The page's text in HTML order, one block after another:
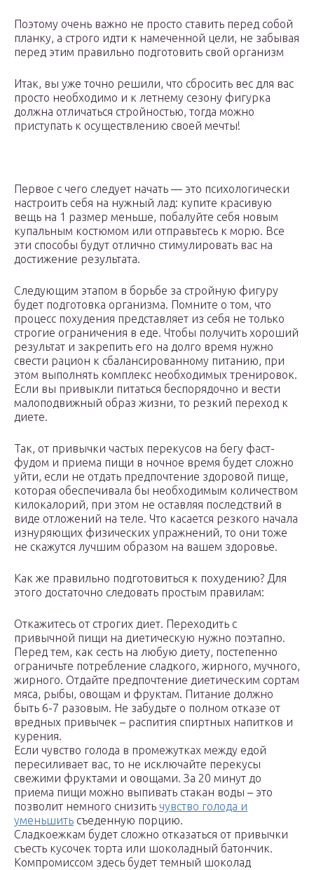
Поэтому очень важно не просто ставить перед собой
планку, а строго идти к намеченной цели, не забывая
перед этим правильно подготовить свой организм
Итак, вы уже точно решили, что сбросить вес для вас
просто необходимо и к летнему сезону фигурка
должна отличаться стройностью, тогда можно
приступать к осуществлению своей мечты!
Первое с чего следует начать — это психологически
настроить себя на нужный лад: купите красивую
вещь на 1 размер меньше, побалуйте себя новым
купальным костюмом или отправьтесь к морю. Все
эти способы будут отлично стимулировать вас на
достижение результата.
Следующим этапом в борьбе за стройную фигуру
будет подготовка организма. Помните о том, что
процесс похудения представляет из себя не только
строгие ограничения в еде. Чтобы получить хороший
результат и закрепить его на долго время нужно
свести рацион к сбалансированному питанию, при
этом выполнять комплекс необходимых тренировок.
Если вы привыкли питаться беспорядочно и вести
малоподвижный образ жизни, то резкий переход к
диете.
Так, от привычки частых перекусов на бегу фаст-
фудом и приема пищи в ночное время будет сложно
уйти, если не отдать предпочтение здоровой пище,
которая обеспечивала бы необходимым количеством
килокалорий, при этом не оставляя последствий в
виде отложений на теле. Что касается резкого начала
изнуряющих физических упражнений, то они тоже
не скажутся лучшим образом на вашем здоровье.
Как же правильно подготовиться к похудению? Для
этого достаточно следовать простым правилам:
Откажитесь от строгих диет. Переходить с
привычной пищи на диетическую нужно поэтапно.
Перед тем, как сесть на любую диету, постепенно
ограничьте потребление сладкого, жирного, мучного,
жирного. Отдайте предпочтение диетическим сортам
мяса, рыбы, овощам и фруктам. Питание должно
быть 6-7 разовым. Не забудьте о полном отказе от
вредных привычек – распития спиртных напитков и
курения.
Если чувство голода в промежутках между едой
пересиливает вас, то не исключайте перекусы
свежими фруктами и овощами. За 20 минут до
приема пищи можно выпивать стакан воды – это
позволит немного снизить чувство голода и
уменьшить съеденную порцию.
Сладкоежкам будет сложно отказаться от привычки
съесть кусочек торта или шоколадный батончик.
Компромиссом здесь будет темный шоколад